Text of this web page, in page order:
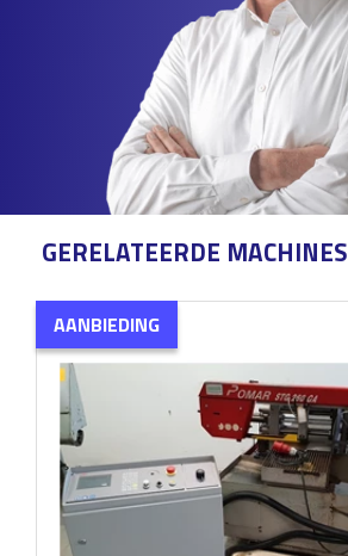
GERELATEERDE MACHINES
AANBIEDING